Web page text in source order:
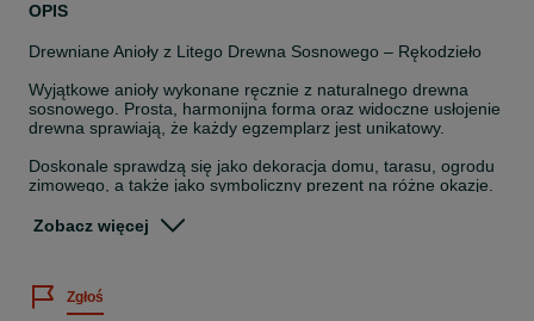
OPIS
Drewniane Anioły z Litego Drewna Sosnowego – Rękodzieło
Wyjątkowe anioły wykonane ręcznie z naturalnego drewna
sosnowego. Prosta, harmonijna forma oraz widoczne usłojenie
drewna sprawiają, że każdy egzemplarz jest unikatowy.
Doskonale sprawdzą się jako dekoracja domu, tarasu, ogrodu
zimowego, a także jako symboliczny prezent na różne okazje.
Dostępne rozmiary:
Duży anioł – wysokość ok. 70 cm
Zobacz więcej
Zgłoś